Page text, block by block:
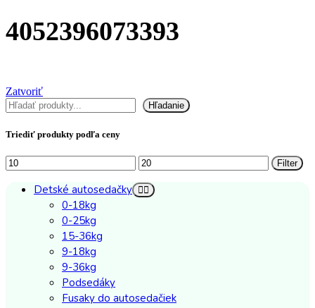
4052396073393
Zatvoriť
Hľadať
Hľadanie
Triediť produkty podľa ceny
Minimálna
cena
Maximálna
cena
Filter
Detské autosedačky
0-18kg
0-25kg
15-36kg
9-18kg
9-36kg
Podsedáky
Fusaky do autosedačiek